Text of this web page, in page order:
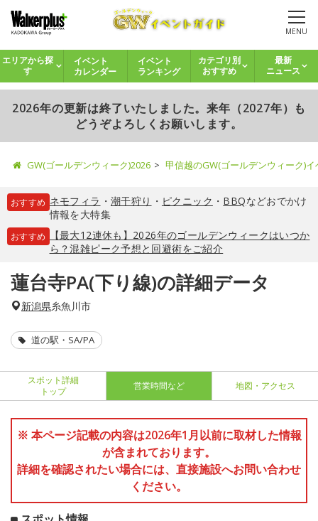
MENU
エリアから探
す
イベント
カレンダー
イベント
ランキング
カテゴリ別
おすすめ
最新
ニュース
2026年の更新は終了いたしました。来年（2027年）も
どうぞよろしくお願いします。
GW(ゴールデンウィーク)2026 甲信越のGW(ゴールデンウィーク)
おすすめ ネモフィラ ・ 潮干狩り ・ ピクニック ・ BBQなどおでかけ
情報を大特集
おすすめ
【最大12連休も】2026年のゴールデンウィークはいつか
ら？混雑ピーク予想と回避術をご紹介
蓮台寺PA(下り線)の詳細データ
新潟県糸魚川市
道の駅・SA/PA
スポット詳細
トップ
営業時間など 地図・アクセス
※ 本ページ記載の内容は2026年1月以前に取材した情報
が含まれております。
詳細を確認されたい場合には、直接施設へお問い合わせ
ください。